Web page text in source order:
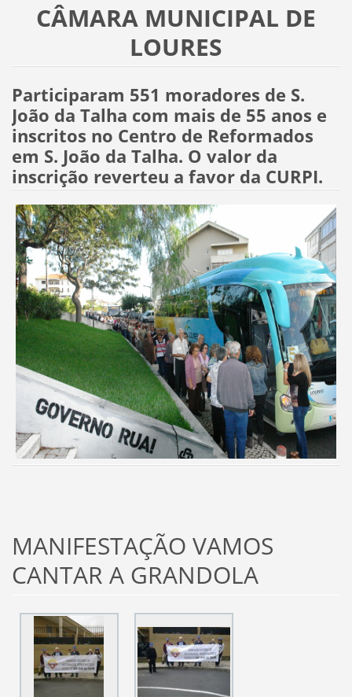
CÂMARA MUNICIPAL DE
LOURES
Participaram 551 moradores de S.
João da Talha com mais de 55 anos e
inscritos no Centro de Reformados
em S. João da Talha. O valor da
inscrição reverteu a favor da CURPI.
MANIFESTAÇÃO VAMOS
CANTAR A GRANDOLA